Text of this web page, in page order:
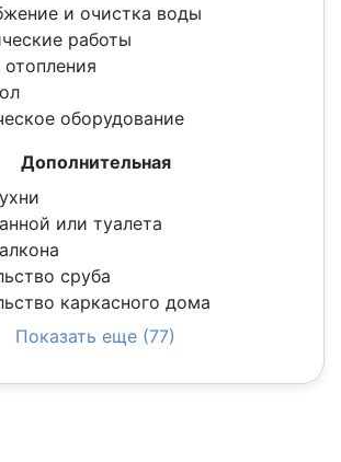
и очистка воды
работы
оборудование
Дополнительная
или туалета
сруба
каркасного дома
Показать еще (77)